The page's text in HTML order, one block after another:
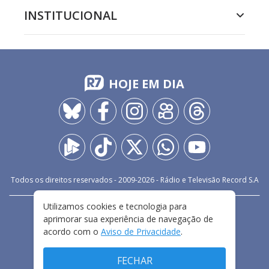
INSTITUCIONAL
HOJE EM DIA
Todos os direitos reservados - 2009-2026- Rádio e Televisão Record S.A
FALE CONOSCO
PRIVACIDADE
TERMOS E CONDIÇÕES DE USO
Utilizamos cookies e tecnologia para
aprimorar sua experiência de navegação de
acordo com o Aviso de Privacidade.
FECHAR